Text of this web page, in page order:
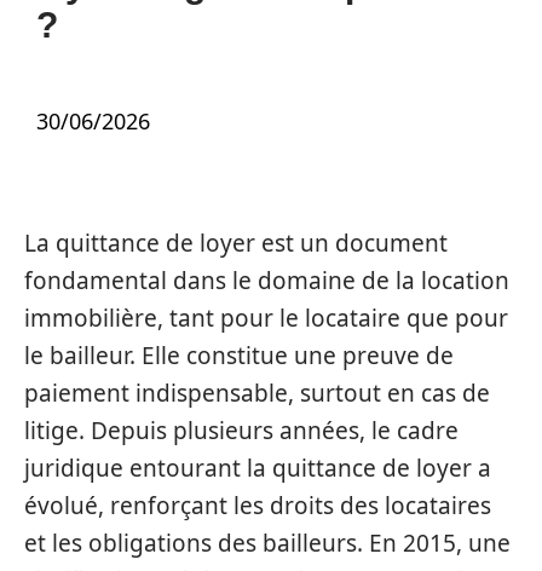
?
30/06/2026
La quittance de loyer est un document
fondamental dans le domaine de la location
immobilière, tant pour le locataire que pour
le bailleur. Elle constitue une preuve de
paiement indispensable, surtout en cas de
litige. Depuis plusieurs années, le cadre
juridique entourant la quittance de loyer a
évolué, renforçant les droits des locataires
et les obligations des bailleurs. En 2015, une